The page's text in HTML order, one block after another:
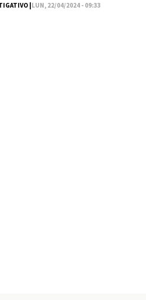
|LUN, 22/04/2024 - 09:33